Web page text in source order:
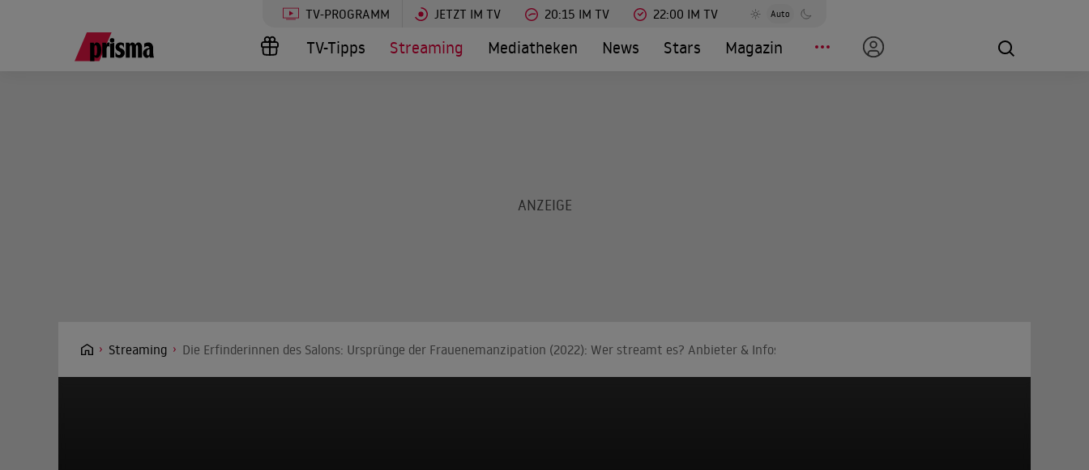
TV-PROGRAMM JETZT IM TV 20:15 IM TV 22:00 IM TV Auto
TV-Tipps Streaming Mediatheken News Stars Magazin
Streaming Die Erfinderinnen des Salons: Ursprünge der Frauenemanzipation (2022): Wer streamt es? Anbieter & Infos